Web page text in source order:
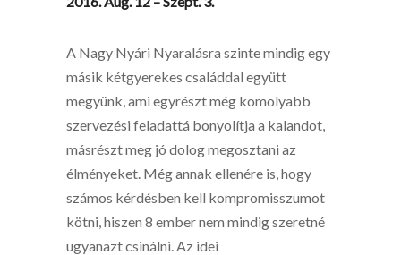
A Nagy Nyári Nyaralásra szinte mindig egy
másik kétgyerekes családdal együtt
megyünk, ami egyrészt még komolyabb
szervezési feladattá bonyolítja a kalandot,
másrészt meg jó dolog megosztani az
élményeket. Még annak ellenére is, hogy
számos kérdésben kell kompromisszumot
kötni, hiszen 8 ember nem mindig szeretné
ugyanazt csinálni. Az idei